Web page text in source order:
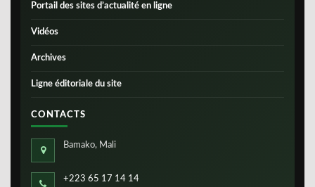
Portail des sites d’actualité en ligne
Vidéos
Archives
Ligne éditoriale du site
CONTACTS
Bamako, Mali
+223 65 17 14 14